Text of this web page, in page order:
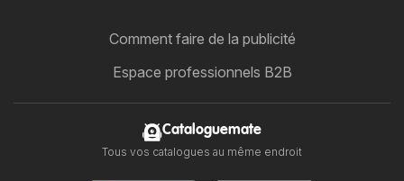
Comment faire de la publicité
Espace professionnels B2B
Cataloguemate
Tous vos catalogues au même endroit